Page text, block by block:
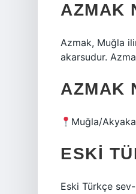
AZMAK
Azmak, Muğla
akarsudur.
AZMAK
Muğla/
ESKI
Eski Türkçe